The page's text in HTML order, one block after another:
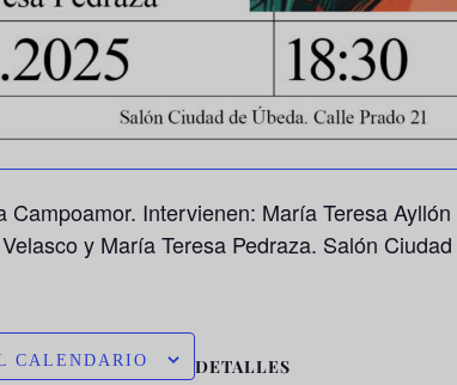
Campoamor. Intervienen: María Teresa
y María Teresa Pedraza. Salón
CALENDARIO DETALLES